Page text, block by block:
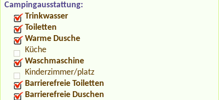
Campingausstattung:
Trinkwasser
Toiletten
Warme Dusche
Küche
Waschmaschine
Kinderzimmer/platz
Barrierefreie Toiletten
Barrierefreie Duschen